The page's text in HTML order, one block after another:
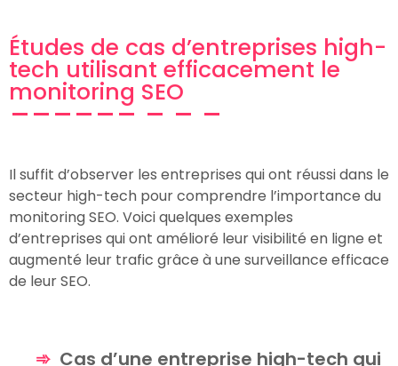
Études de cas d’entreprises high-
tech utilisant efficacement le
monitoring SEO
Il suffit d’observer les entreprises qui ont réussi dans le
secteur high-tech pour comprendre l’importance du
monitoring SEO. Voici quelques exemples
d’entreprises qui ont amélioré leur visibilité en ligne et
augmenté leur trafic grâce à une surveillance efficace
de leur SEO.
Cas d’une entreprise high-tech qui